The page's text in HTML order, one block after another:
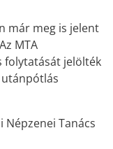
már meg is jelent
MTA
folytatását jelölték
utánpótlás
Tanács